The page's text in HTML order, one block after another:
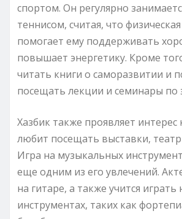
спортом. Он регулярно
теннисом, считая, что
помогает ему поддерживать
повышает энергетику. Кроме
читать книги о саморазвитии и
посещать лекции и семинары по
Хазбик также проявляет интерес
любит посещать выставки,
Игра на музыкальных
еще одним из его увлечений.
на гитаре, а также учится играть
инструментах, таких как